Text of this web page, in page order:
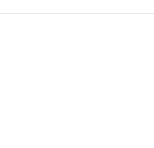
고 오겠느냐. 떠
중앙선거대책위
민주당 제명 후